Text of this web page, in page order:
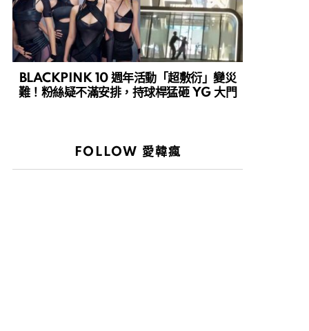
BLACKPINK 10 週年活動「超敷衍」變災
難！粉絲疑不滿安排，持球桿猛砸 YG 大門
FOLLOW 愛韓瘋